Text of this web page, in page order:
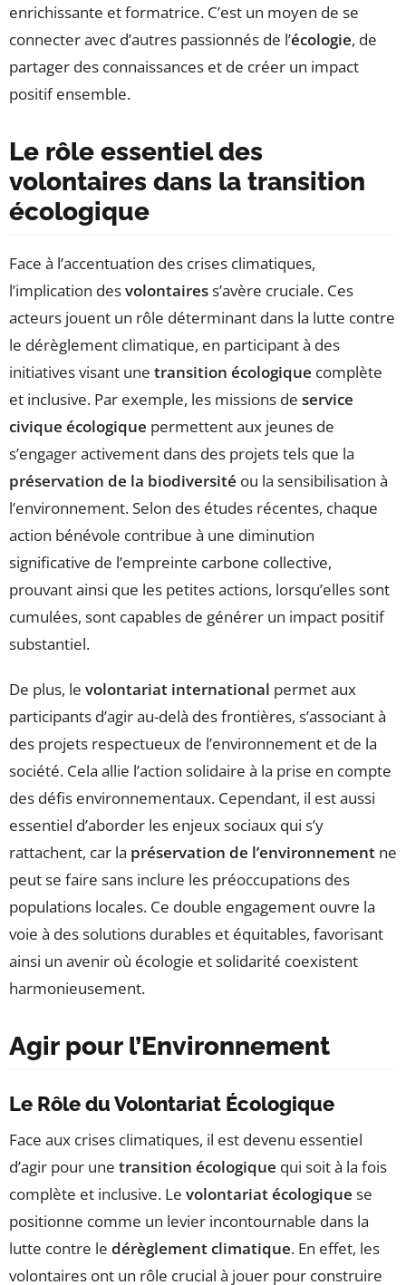
enrichissante et formatrice. C’est un moyen de se
connecter avec d’autres passionnés de l’écologie, de
partager des connaissances et de créer un impact
positif ensemble.
Le rôle essentiel des
volontaires dans la transition
écologique
Face à l’accentuation des crises climatiques,
l’implication desvolontairess’avère cruciale. Ces
acteurs jouent un rôle déterminant dans la lutte contre
le dérèglement climatique, en participant à des
initiatives visant une transition écologique complète
et inclusive. Par exemple, les missions de service
civique écologique permettent aux jeunes de
s’engager activement dans des projets tels que la
préservation de la biodiversité ou la sensibilisation à
l’environnement. Selon des études récentes, chaque
action bénévole contribue à une diminution
significative de l’empreinte carbone collective,
prouvant ainsi que les petites actions, lorsqu’elles sont
cumulées, sont capables de générer un impact positif
substantiel.
De plus, le volontariat international permet aux
participants d’agir au-delà des frontières, s’associant à
des projets respectueux de l’environnement et de la
société. Cela allie l’action solidaire à la prise en compte
des défis environnementaux. Cependant, il est aussi
essentiel d’aborder les enjeux sociaux qui s’y
rattachent, car la préservation de l’environnement ne
peut se faire sans inclure les préoccupations des
populations locales. Ce double engagement ouvre la
voie à des solutions durables et équitables, favorisant
ainsi un avenir où écologie et solidarité coexistent
harmonieusement.
Agir pour l’Environnement
Le Rôle du Volontariat Écologique
Face aux crises climatiques, il est devenu essentiel
d’agir pour une transition écologique qui soit à la fois
complète et inclusive. Le volontariat écologique se
positionne comme un levier incontournable dans la
lutte contre le dérèglement climatique. En effet, les
volontaires ont un rôle crucial à jouer pour construire